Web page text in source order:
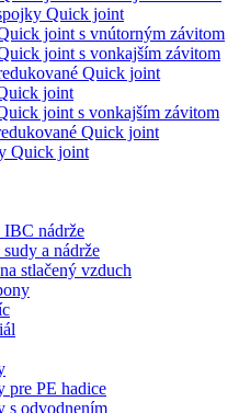
Quick joint
joint s vnútorným závitom
joint s vonkajším závitom
Quick joint
joint
joint s vonkajším závitom
Quick joint
Quick joint
IBC nádrže
a nádrže
stlačený vzduch
PE hadice
s odvodnením